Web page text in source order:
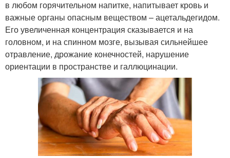
в любом горячительном напитке, напитывает кровь и
важные органы опасным веществом – ацетальдегидом.
Его увеличенная концентрация сказывается и на
головном, и на спинном мозге, вызывая сильнейшее
отравление, дрожание конечностей, нарушение
ориентации в пространстве и галлюцинации.